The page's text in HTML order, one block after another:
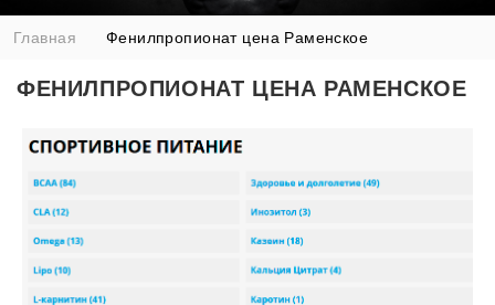
Главная Фенилпропионат цена Раменское
ФЕНИЛПРОПИОНАТ ЦЕНА РАМЕНСКОЕ